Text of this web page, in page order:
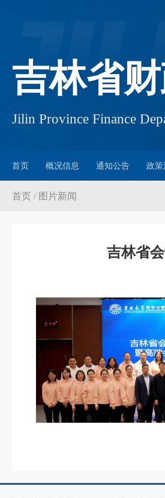
吉林省
Jilin Province Finance
首页 概况信息 通知公告 政策
首页 / 图片新闻
吉林省